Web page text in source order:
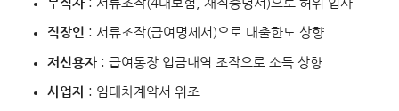
무직자: 서류조작(4대보험, 재직증명서)으로 허위 입사
직장인 : 서류조작(급여명세서)으로 대출한도 상향
저신용자: 급여통장 입금내역 조작으로 소득 상향
사업자: 임대차계약서 위조